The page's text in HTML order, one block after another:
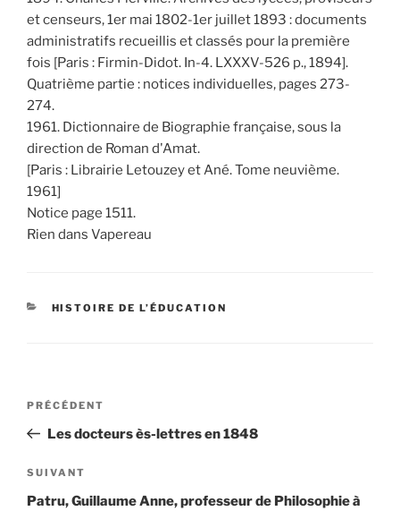
et censeurs, 1er mai 1802-1er juillet 1893 : documents
administratifs recueillis et classés pour la première
fois [Paris : Firmin-Didot. In-4. LXXXV-526 p., 1894].
Quatrième partie : notices individuelles, pages 273-
274.
1961. Dictionnaire de Biographie française, sous la
direction de Roman d'Amat.
[Paris : Librairie Letouzey et Ané. Tome neuvième.
1961]
Notice page 1511.
Rien dans Vapereau
CATÉGORIES
HISTOIRE DE L’ÉDUCATION
Navigation
l’article
Article
précédent
PRÉCÉDENT
Les docteurs ès-lettres en 1848
Article
suivant
SUIVANT
Patru, Guillaume Anne, professeur de Philosophie à